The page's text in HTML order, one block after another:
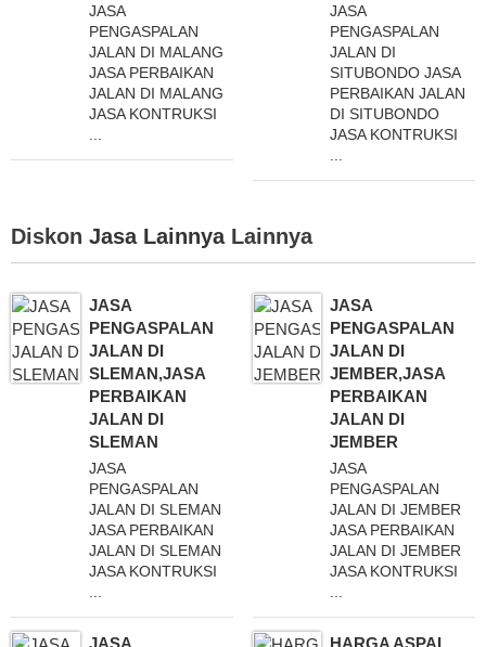
JASA
PENGASPALAN
JALAN DI MALANG
JASA PERBAIKAN
JALAN DI MALANG
JASA KONTRUKSI
JASA
PENGASPALAN
JALAN DI
SITUBONDO JASA
PERBAIKAN JALAN
DI SITUBONDO
JASA KONTRUKSI
Diskon Jasa LainnyaLainnya
JASA
PENGASPALAN
JALAN DI
SLEMAN,JASA
PERBAIKAN
JALAN DI
SLEMAN
JASA
PENGASPALAN
JALAN DI SLEMAN
JASA PERBAIKAN
JALAN DI SLEMAN
JASA KONTRUKSI
...
JASA
PENGASPALAN
JALAN DI
JEMBER,JASA
PERBAIKAN
JALAN DI
JEMBER
JASA
PENGASPALAN
JALAN DI JEMBER
JASA PERBAIKAN
JALAN DI JEMBER
JASA KONTRUKSI
...